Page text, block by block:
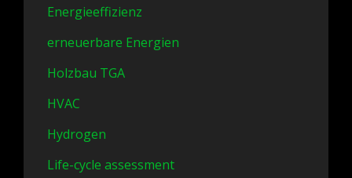
Energieeffizienz
erneuerbare Energien
Holzbau TGA
HVAC
Hydrogen
Life-cycle assessment